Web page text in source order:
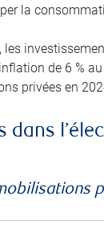
la
de 6 %
privées en
dans